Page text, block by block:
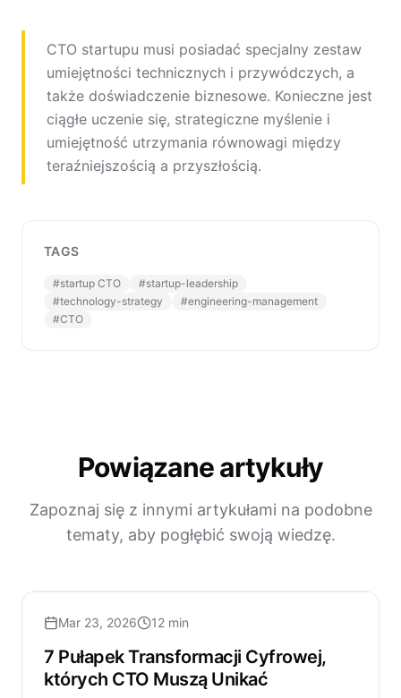
CTO startupu musi posiadać specjalny zestaw
umiejętności technicznych i przywódczych, a
także doświadczenie biznesowe. Konieczne jest
ciągłe uczenie się, strategiczne myślenie i
umiejętność utrzymania równowagi między
teraźniejszością a przyszłością.
TAGS
#startup CTO #startup-leadership
#technology-strategy #engineering-management
#CTO
Powiązane artykuły
Zapoznaj się z innymi artykułami na podobne
tematy, aby pogłębić swoją wiedzę.
Mar 23, 2026 12 min
7 Pułapek Transformacji Cyfrowej,
których CTO Muszą Unikać